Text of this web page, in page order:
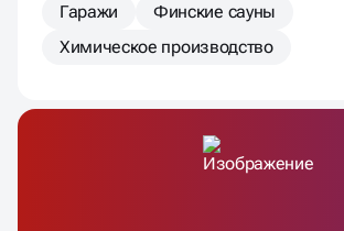
Гаражи
Финские сауны
Химическое производство